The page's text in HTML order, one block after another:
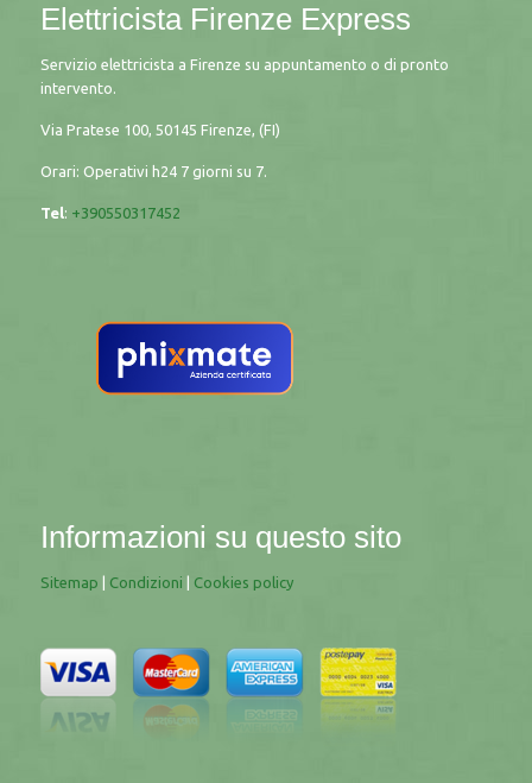
Elettricista Firenze Express
Servizio elettricista a Firenze su appuntamento o di pronto
intervento.
Via Pratese 100, 50145 Firenze, (FI)
Orari: Operativi h24 7 giorni su 7.
Tel: +390550317452
Informazioni su questo sito
Sitemap Condizioni Cookies policy